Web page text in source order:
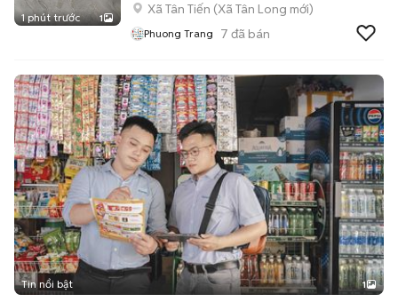
1 phút trước 1
Xã Tân Tiến (Xã Tân Long mới)
Phuong Trang 7 đã bán
Tin nổi bật 1